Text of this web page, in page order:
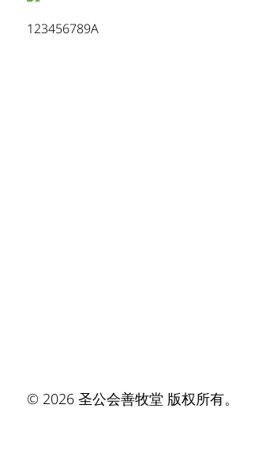
123456789A
© 2026 圣公会善牧堂 版权所有。